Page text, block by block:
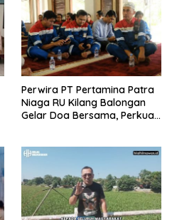
Perwira PT Pertamina Patra
Niaga RU Kilang Balongan
Gelar Doa Bersama, Perkuat